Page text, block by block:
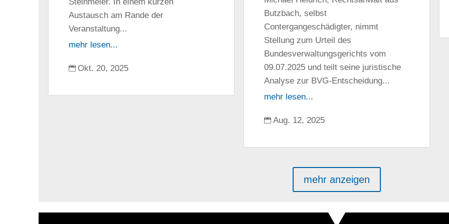
Steinmeier. In einem kurzen
Austausch am Rande der
Veranstaltung...
mehr lesen...
 Okt. 20, 2025
Butzbach, selbst
Contergangeschädigter, nimmt
Stellung zum Urteil des
Bundesverwaltungsgerichts vom
09.07.2025 und teilt seine juristische
Analyse zur BVG-Entscheidung...
mehr lesen...
 Aug. 12, 2025
mehr anzeigen